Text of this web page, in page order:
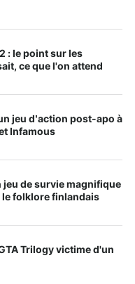
: le point sur les
ce que l'on attend
jeu d’action post-apo à
Infamous
jeu de survie magnifique
folklore finlandais
Trilogy victime d'un